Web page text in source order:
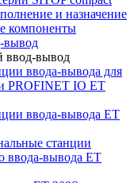
и назначение
компоненты
вывод
ввод-вывод
ввода-вывода для
PROFINET IO ET
ввода-вывода ET
станции
ввода-вывода ET